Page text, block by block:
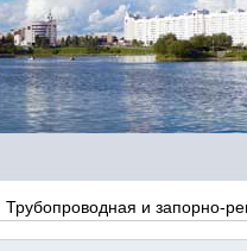
Трубопроводная и запорно-